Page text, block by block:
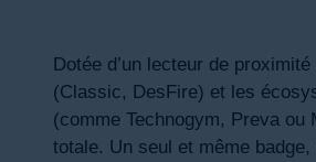
Dotée d’un lecteur de
(Classic, DesFire) et les
(comme Technogym, Preva ou
totale. Un seul et même